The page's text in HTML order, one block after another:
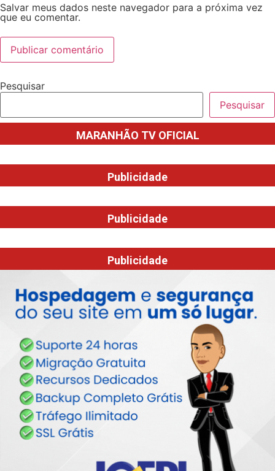
Salvar meus dados neste navegador para a próxima vez
que eu comentar.
Pesquisar
Pesquisar
MARANHÃO TV OFICIAL
Publicidade
Publicidade
Publicidade